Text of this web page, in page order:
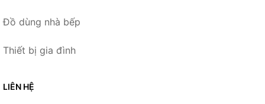
Đồ dùng nhà bếp
Thiết bị gia đình
LIÊN HỆ